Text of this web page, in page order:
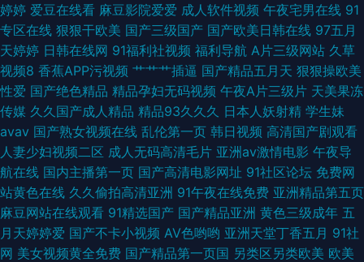
航网 91官网视频在线播放 91人妻草 色色www 久久精品国产精品 不卡的av
影院 午夜福利资源 国产原创网站91在线 四虎影库预览AV 国产福利精品久久
让 91电影成人 欧美黄色网在线 大香蕉伊人天堂 91次元黄色页面 欧美喷水在
线 91午夜福利在线观看 先锋影音色AV 国产福利导视频导航 精品一区二区三
区香蕉 抖阴免费网页 91V成人电影 91在线视频观看 亚洲色图欧美色图天美
玖玖资源中文字 91在线视频资源 亚洲av伦理精品
婷婷 爱豆在线看 麻豆影院爱爱 成人软件视频 午夜宅男在线 91
专区在线 狠狠干欧美 国产三级国产 国产欧美日韩在线 97五月
天婷婷 日韩在线网 91福利社视频 福利导航 A片三级网站 久草
视频8 香蕉APP污视频 艹艹艹插逼 国产精品五月天 狠狠操欧美
性爱 国产绝色精品 精品孕妇无码视频 午夜A片三级片 天美果冻
传媒 久久国产成人精品 精品93久久久 日本人妖射精 学生妹
avav 国产熟女视频在线 乱伦第一页 韩日视频 高清国产剧观看
人妻少妇视频二区 成人无码高清毛片 亚洲av激情电影 午夜导
航在线 国内主播第一页 国产高清电影网址 91社区论坛 免费网
站黄色在线 久久偷拍高清亚洲 91午夜在线免费 亚洲精品第五页
麻豆网站在线观看 91精选国产 国产精品亚洲 黄色三级成年 五
月天婷婷爱 国产不卡小视频 AV色哟哟 亚洲天堂丁香五月 91社
网 美女视频黄全免费 国产精品第一页国 另类区另类欧美 欧美